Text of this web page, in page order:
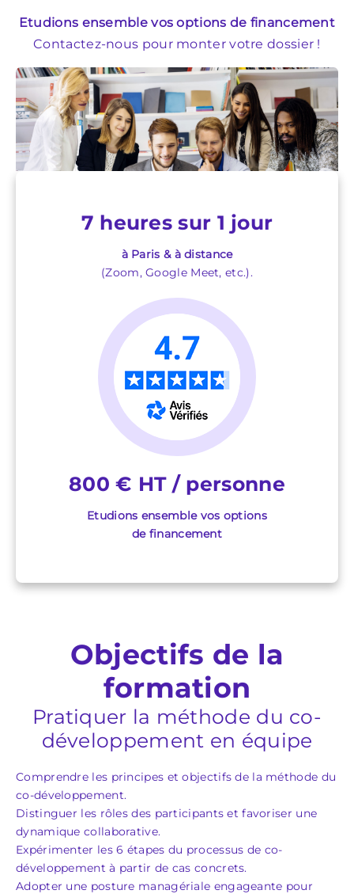
Etudions ensemble vos options de financement
Contactez-nous pour monter votre dossier !
7 heures sur 1 jour
à Paris & à distance
(Zoom, Google Meet, etc.).
800 € HT / personne
Etudions ensemble vos options
de financement
Objectifs de la
formation
Pratiquer la méthode du co-
développement en équipe
Comprendre les principes et objectifs de la méthode du
co-développement.
Distinguer les rôles des participants et favoriser une
dynamique collaborative.
Expérimenter les 6 étapes du processus de co-
développement à partir de cas concrets.
Adopter une posture managériale engageante pour